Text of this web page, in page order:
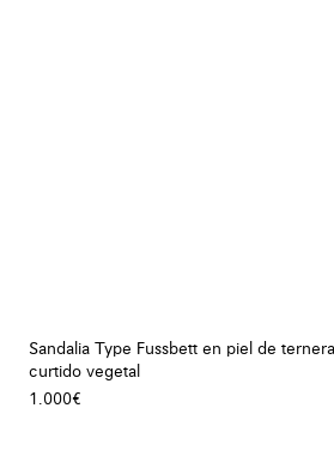
Sandalia Type Fussbett en piel de
curtido vegetal
1.000€